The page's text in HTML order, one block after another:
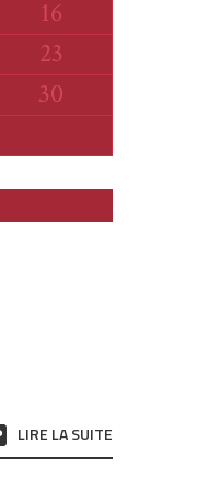
Dimanche
16
Dimanche
23
Dimanche
30
LIRE LA SUITE